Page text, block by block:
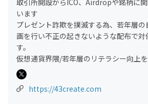
取引所開設からICO、Airdropや銘柄に
います
プレゼント詐欺を撲滅する為、若年層
画を行い不正の起きないような配布で対
す。
仮想通貨界隈/若年層のリテラシー向上を
https://43create.com